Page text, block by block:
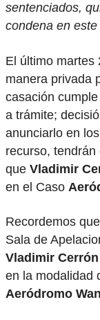
sentenciados,
condena en este
El último martes
manera privada
casación
a trámite;
anunciarlo en
recurso,
que Vladimir
en el Caso
Recordemos
Sala de
Vladimir Cerrón
en la modalidad
Aeródromo